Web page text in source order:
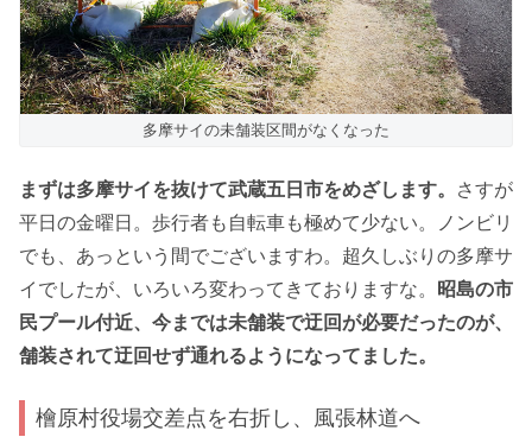
多摩サイの未舗装区間がなくなった
まずは多摩サイを抜けて武蔵五日市をめざします。
さすが
平日の金曜日。歩行者も自転車も極めて少ない。ノンビリ
でも、あっという間でございますわ。超久しぶりの多摩サ
イでしたが、いろいろ変わってきておりますな。
昭島の市
民プール付近、今までは未舗装で迂回が必要だったのが、
舗装されて迂回せず通れるようになってました。
檜原村役場交差点を右折し、風張林道へ